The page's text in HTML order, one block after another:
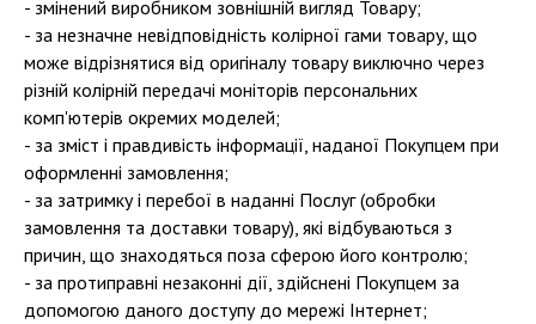
- змінений виробником зовнішній вигляд Товару;
- за незначне невідповідність колірної гами товару, що
може відрізнятися від оригіналу товару виключно через
різній колірній передачі моніторів персональних
комп'ютерів окремих моделей;
- за зміст і правдивість інформації, наданої Покупцем при
оформленні замовлення;
- за затримку і перебої в наданні Послуг (обробки
замовлення та доставки товару), які відбуваються з
причин, що знаходяться поза сферою його контролю;
- за протиправні незаконні дії, здійснені Покупцем за
допомогою даного доступу до мережі Інтернет;